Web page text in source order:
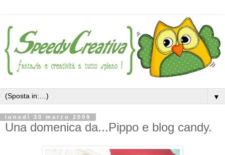
▼
lunedì 30 marzo 2009
Una domenica da...Pippo e blog candy.